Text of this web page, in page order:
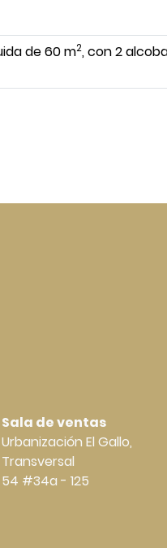
de 60 m2, con 2
Sala de ventas
Urbanización El Gallo,
Transversal
54 #34a - 125